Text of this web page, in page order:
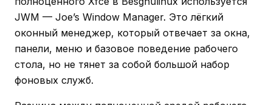
JWM — Joe’s Window Manager. Это лёгкий
оконный менеджер, который отвечает за окна,
панели, меню и базовое поведение рабочего
стола, но не тянет за собой большой набор
фоновых служб.